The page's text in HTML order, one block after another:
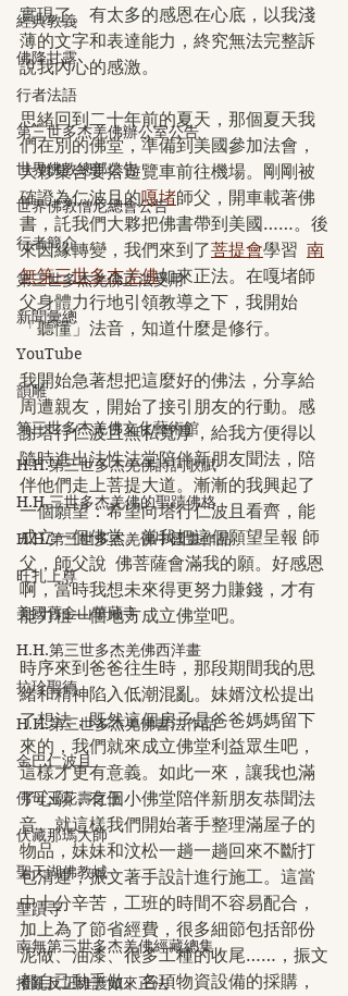
經典教義
佛降甘露
行者法語
第三世多杰羌佛辦公室公告
世界佛教總部公告
世界佛教僧尼總會公告
行者簡介
第三世多杰羌佛正法受用
新聞彙總
YouTube
韻雕
第三世多杰羌佛文化藝術館
H.H.第三世多杰羌佛詩詞歌賦
H.H.三世多杰羌佛的聖蹟佛格
H.H.第三世多杰羌佛中國畫作品
旺扎上尊
美國舊金山華藏寺
H.H.第三世多杰羌佛西洋畫
拉珍聖德
H.H.第三世多杰羌佛書法作品
金巴仁波且
佛母玉花壽之王
伏藏那瑪大師
聖天湖佛教城
聖蹟寺
南無第三世多杰羌佛經藏總集
撥亂反正維護如來正法
實現了。有太多的感恩在心底，以我淺
薄的文字和表達能力，終究無法完整訴
說我內心的感激。
思緒回到二十年前的夏天，那個夏天我
們在別的佛堂，準備到美國參加法會，
大夥集合要搭遊覽車前往機場。剛剛被
確證為仁波且的嘎堵師父，開車載著佛
書，託我們大夥把佛書帶到美國……。後
來因緣轉變，我們來到了菩提會學習 南
無第三世多杰羌佛如來正法。在嘎堵師
父身體力行地引領教導之下，我開始
「聽懂」法音，知道什麼是修行。
我開始急著想把這麼好的佛法，分享給
周遭親友，開始了接引朋友的行動。感
謝塔行仁波且無私寬厚，給我方便得以
隨時進出法性法堂陪伴新朋友聞法，陪
伴他們走上菩提大道。漸漸的我興起了
一個願望：希望向塔行仁波且看齊，能
成立一個佛堂。當我把這個願望呈報 師
父，師父說  佛菩薩會滿我的願。好感恩
啊，當時我想未來得更努力賺錢，才有
能力租一個地方成立佛堂吧。
時序來到爸爸往生時，那段期間我的思
緒和精神陷入低潮混亂。妹婿汶松提出
了想法，既然這個房子是爸爸媽媽留下
來的，我們就來成立佛堂利益眾生吧，
這樣才更有意義。如此一來，讓我也滿
了心願，有個小佛堂陪伴新朋友恭聞法
音。就這樣我們開始著手整理滿屋子的
物品，妹妹和汶松一趟一趟回來不斷打
包清運，振文著手設計進行施工。這當
中十分辛苦，工班的時間不容易配合，
加上為了節省經費，很多細節包括部份
泥做、油漆、很多工種的收尾……，振文
都自己動手做。各項物資設備的採購，